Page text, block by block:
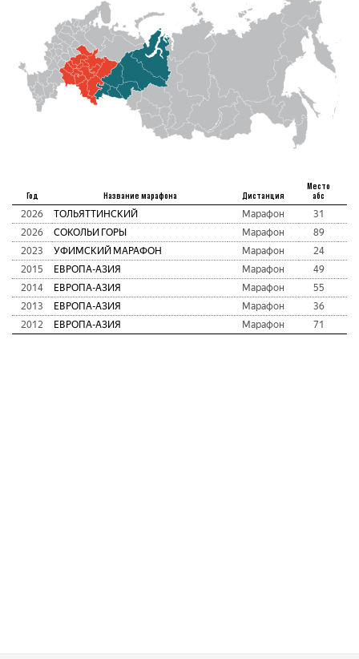
Год Название марафона Дистанция
Место
абс
2026 ТОЛЬЯТТИНСКИЙ Марафон 31
2026
СОКОЛЬИ ГОРЫ Марафон 89
2023
УФИМСКИЙ МАРАФОН Марафон 24
2015
ЕВРОПА-АЗИЯ Марафон 49
2014
ЕВРОПА-АЗИЯ Марафон 55
2013
ЕВРОПА-АЗИЯ Марафон 36
2012
ЕВРОПА-АЗИЯ Марафон 71